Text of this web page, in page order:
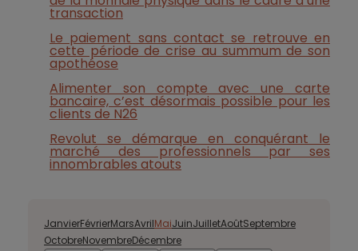
transaction
Le paiement sans contact se retrouve en
cette période de crise au summum de son
apothéose
Alimenter son compte avec une carte
bancaire, c’est désormais possible pour les
clients de N26
Revolut se démarque en conquérant le
marché des professionnels par ses
innombrables atouts
JanvierFévrierMarsAvrilMaiJuinJuilletAoûtSeptembre
OctobreNovembreDécembre